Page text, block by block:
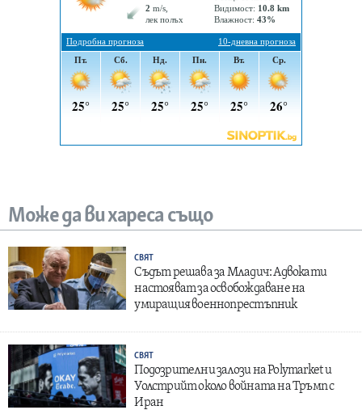
Може да ви хареса също
СВЯТ
Съдът решава за Младич: Адвокати
настояват за освобождаване на
умиращия военнопрестъпник
СВЯТ
Подозрителни залози на Polymarket и
Уолстрийт около войната на Тръмп с
Иран